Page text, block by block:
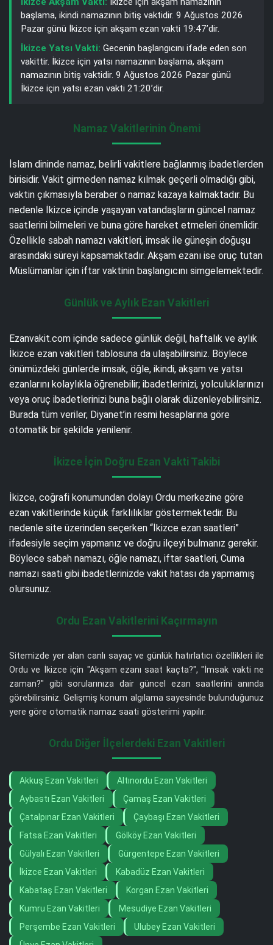
başlama, ikindi namazının bitiş vaktidir. 9 Ağustos 2026
Pazar günü İkizce için akşam ezan vakti 19:47’dir.
İkizce Yatsı Vakti: Gecenin başlangıcını ifade eden son
vakittir. İkizce için yatsı namazının başlama, akşam
namazının bitiş vaktidir. 9 Ağustos 2026 Pazar günü
İkizce için yatsı ezan vakti 21:20’dir.
Namaz Vakitlerinin Önemi
İslam dininde namaz, belirli vakitlere bağlanmış ibadetlerden
birisidir. Vakit girmeden namaz kılmak geçerli olmadığı gibi,
vaktin çıkmasıyla beraber o namaz kazaya kalmaktadır. Bu
nedenle İkizce içinde yaşayan vatandaşların güncel namaz
saatlerini bilmeleri ve buna göre hareket etmeleri önemlidir.
Özellikle sabah namazı vakitleri, imsak ile güneşin doğuşu
arasındaki süreyi kapsamaktadır. Akşam ezanı ise oruç tutan
Müslümanlar için iftar vaktinin başlangıcını simgelemektedir.
Günlük ve Aylık Ezan Vakitleri
Ezanvakit.com içinde sadece günlük değil, haftalık ve aylık
İkizce ezan vakitleri tablosuna da ulaşabilirsiniz. Böylece
önümüzdeki günlerde imsak, öğle, ikindi, akşam ve yatsı
ezanlarını kolaylıkla öğrenebilir; ibadetlerinizi, yolculuklarınızı
veya oruç ibadetlerinizi buna bağlı olarak düzenleyebilirsiniz.
Burada tüm veriler, Diyanet’in resmi hesaplarına göre
otomatik bir şekilde yenilenir.
İkizce İçin Doğru Ezan Vakti Takibi
İkizce, coğrafi konumundan dolayı Ordu merkezine göre
ezan vakitlerinde küçük farklılıklar göstermektedir. Bu
nedenle site üzerinden seçerken “İkizce ezan saatleri”
ifadesiyle seçim yapmanız ve doğru ilçeyi bulmanız gerekir.
Böylece sabah namazı, öğle namazı, iftar saatleri, Cuma
namazı saati gibi ibadetlerinizde vakit hatası da yapmamış
olursunuz.
Ordu Ezan Vakitlerini Kaçırmayın
Sitemizde yer alan canlı sayaç ve günlük hatırlatıcı özellikleri ile
Ordu ve İkizce için "Akşam ezanı saat kaçta?", "İmsak vakti ne
zaman?" gibi sorularınıza dair güncel ezan saatlerini anında
görebilirsiniz. Gelişmiş konum algılama sayesinde bulunduğunuz
yere göre otomatik namaz saati gösterimi yapılır.
Ordu Diğer İlçelerdeki Ezan Vakitleri
Akkuş Ezan Vakitleri
Altınordu Ezan Vakitleri
Aybastı Ezan Vakitleri
Çamaş Ezan Vakitleri
Çatalpınar Ezan Vakitleri
Çaybaşı Ezan Vakitleri
Fatsa Ezan Vakitleri
Gölköy Ezan Vakitleri
Gülyalı Ezan Vakitleri
Gürgentepe Ezan Vakitleri
İkizce Ezan Vakitleri
Kabadüz Ezan Vakitleri
Kabataş Ezan Vakitleri
Korgan Ezan Vakitleri
Kumru Ezan Vakitleri
Mesudiye Ezan Vakitleri
Perşembe Ezan Vakitleri
Ulubey Ezan Vakitleri